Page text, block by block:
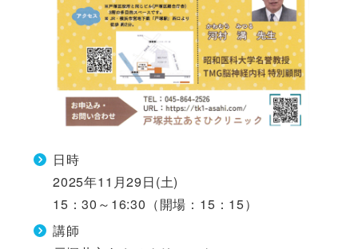
日時
2025年11月29日(土)
15：30～16:30（開場：15：15）
講師